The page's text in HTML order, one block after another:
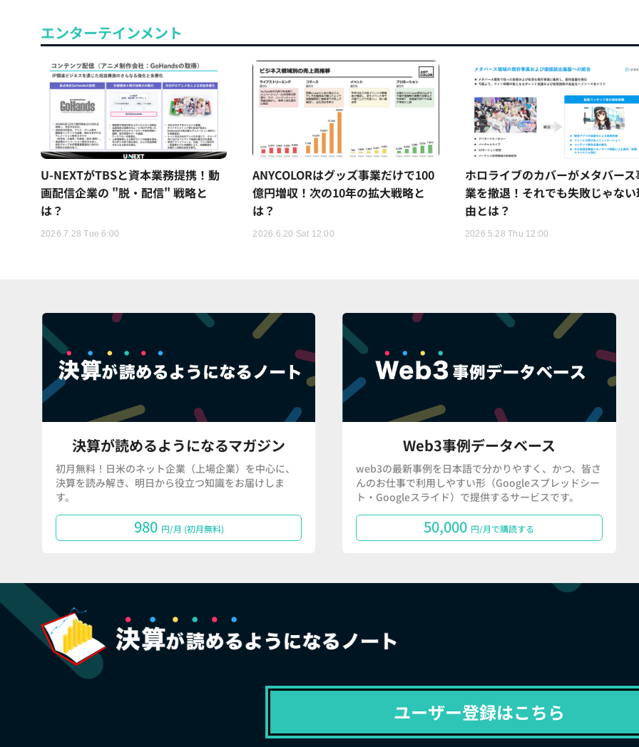
エンターテインメント
U-NEXTがTBSと資本業務提携！動
画配信企業の "脱・配信" 戦略と
は？
2026.7.28 Tue 6:00
ANYCOLORはグッズ事業だけで100
億円増収！次の10年の拡大戦略と
は？
2026.6.20 Sat 12:00
ホロライブのカバーがメタバース
業を撤退！それでも失敗じゃな
由とは？
2026.5.28 Thu 12:00
決算が読めるようになるマガジン
初月無料！日米のネット企業（上場企業）を中心に、
決算を読み解き、明日から役立つ知識をお届けしま
す。
980 円/月 (初月無料)
Web3事例データベース
web3の最新事例を日本語で分かりやすく、かつ、皆さ
んのお仕事で利用しやすい形（Googleスプレッドシー
ト・Googleスライド）で提供するサービスです。
50,000 円/月で購読する
ユーザー登録はこちら